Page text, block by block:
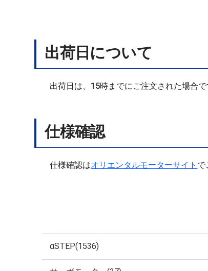
出荷日について
出荷日は、15時までにご注文された場合
仕様確認
仕様確認はオリエンタルモーターサイト で
αSTEP(1536)